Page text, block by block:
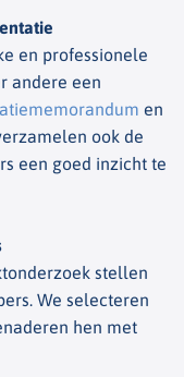
en professionele
andere een
en
ook de
een goed inzicht te
stellen
We selecteren
hen met